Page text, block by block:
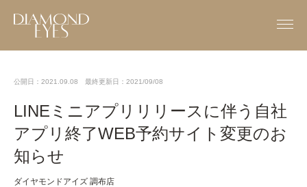
公開日：2021.09.08 最終更新日：2021/09/08
LINEミニアプリリリースに伴う自社
アプリ終了WEB予約サイト変更のお
知らせ
ダイヤモンドアイズ 調布店